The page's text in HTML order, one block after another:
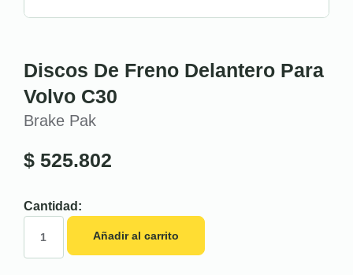
Discos De Freno Delantero Para
Volvo C30
Brake Pak
$ 525.802
Cantidad:
Añadir al carrito